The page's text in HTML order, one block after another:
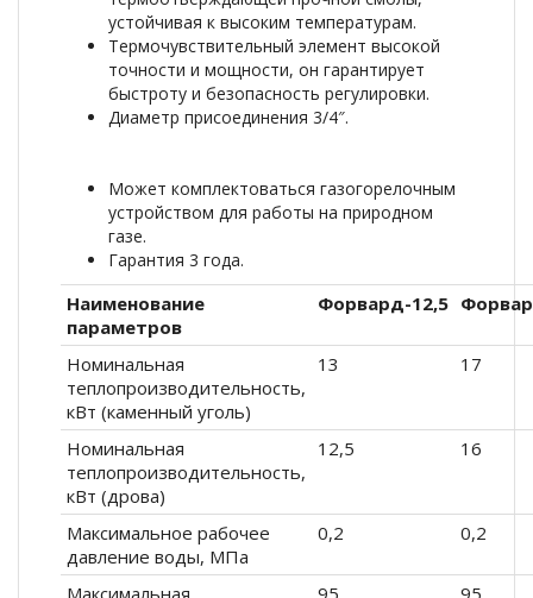
устойчивая к высоким температурам.
Термочувствительный элемент высокой
точности и мощности, он гарантирует
быстроту и безопасность регулировки.
Диаметр присоединения 3/4″.
Может комплектоваться газогорелочным
устройством для работы на природном
газе.
Гарантия 3 года.
Наименование
параметров
Форвард-12,5
Номинальная
теплопроизводительность,
кВт (каменный уголь)
13 17
Номинальная
теплопроизводительность,
кВт (дрова)
12,5 16
Максимальное рабочее
давление воды, МПа
0,2 0,2
Максимальная 95 95